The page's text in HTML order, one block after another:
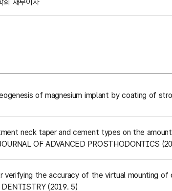
회 재무이사
of magnesium implant by coating of
neck taper and cement types on the
OF ADVANCED PROSTHODONTICS
verifying the accuracy of the virtual mounting
(2019. 5)